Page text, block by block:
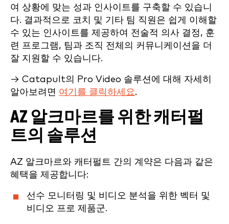
여 상황에 맞는 성과 인사이트를 구축할 수 있습니
다. 결과적으로 코치 및 기타 팀 직원은 쉽게 이해할
수 있는 인사이트를 제공하여 전술적 의사 결정, 훈
련 프로그램, 팀과 조직 전체의 커뮤니케이션을 더
잘 지원할 수 있습니다.
→ Catapult의 Pro Video 솔루션에 대해 자세히
알아보려면 여기를 클릭하세요.
AZ 알크마르를 위한 캐터펄
트의 솔루션
AZ 알크마르와 캐터펄트 간의 계약은 다음과 같은
혜택을 제공합니다:
선수 모니터링 및 비디오 분석을 위한 벡터 및
비디오 프로 제품군.